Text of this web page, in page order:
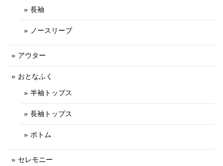
長袖
ノースリーブ
アウター
おとなふく
半袖トップス
長袖トップス
ボトム
セレモニー